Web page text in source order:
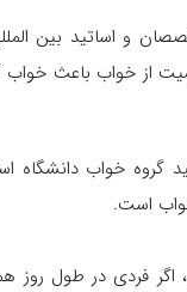
و اساتید بین
از خواب باعث
گروه خواب دانشگاه
است.
فردی در طول روز